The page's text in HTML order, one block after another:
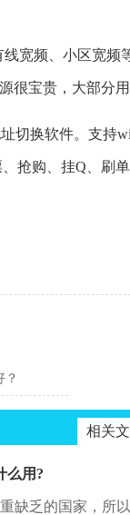
频、小区宽频
很宝贵，大部分
换软件。支持
抢购、挂Q、刷
？
相关
么用?
乏的国家，所